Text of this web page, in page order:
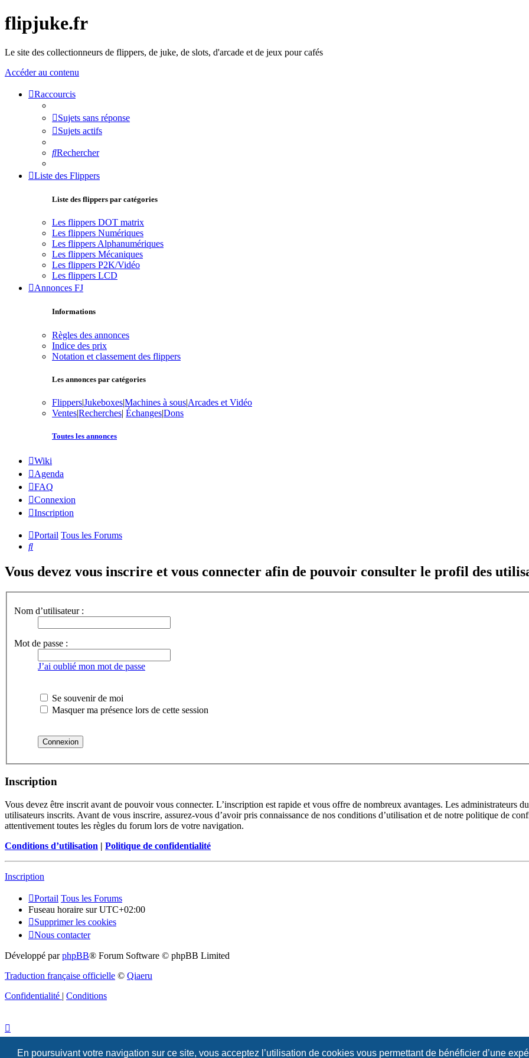
En poursuivant votre navigation sur ce site, vous acceptez l’utilisation de cookies vous permettant de bénéficier d’une
flipjuke.fr
Le site des collectionneurs de flippers, de juke, de slots, d'arcade et de jeux pour cafés
Accéder au contenu
Raccourcis
Sujets sans réponse
Sujets actifs
Rechercher
Liste des Flippers
Liste des flippers par catégories
Les flippers DOT matrix
Les flippers Numériques
Les flippers Alphanumériques
Les flippers Mécaniques
Les flippers P2K/Vidéo
Les flippers LCD
Annonces FJ
Informations
Règles des annonces
Indice des prix
Notation et classement des flippers
Les annonces par catégories
Flippers|Jukeboxes|Machines à sous|Arcades et Vidéo
Ventes|Recherches| Échanges|Dons
Toutes les annonces
Wiki
Agenda
FAQ
Connexion
Inscription
Portail Tous les Forums
Rechercher
Vous devez vous inscrire et vous connecter afin de pouvoir consulter le profil des
Nom d’utilisateur :
Mot de passe :
J’ai oublié mon mot de passe
Se souvenir de moi
Masquer ma présence lors de cette session
Inscription
Vous devez être inscrit avant de pouvoir vous connecter. L’inscription est rapide et vous offre de nombreux avantages. Les administrateurs
utilisateurs inscrits. Avant de vous inscrire, assurez-vous d’avoir pris connaissance de nos conditions d’utilisation et de notre politique de
attentivement toutes les règles du forum lors de votre navigation.
Conditions d’utilisation | Politique de confidentialité
Inscription
Portail Tous les Forums
Fuseau horaire surUTC+02:00
Supprimer les cookies
Nous contacter
Développé parphpBB® Forum Software © phpBB Limited
Traduction française officielle © Qiaeru
Confidentialité | Conditions